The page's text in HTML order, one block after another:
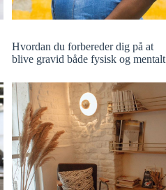
Hvordan du forbereder dig på at
blive gravid både fysisk og mentalt